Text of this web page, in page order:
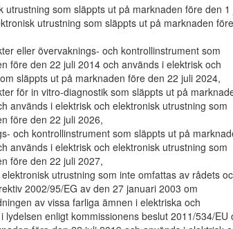
utrustning som släppts ut på marknaden före den 1
utrustning som släppts ut på marknaden
eller övervaknings- och kontrollinstrument som
före den 22 juli 2014 och används i elektrisk och
släppts ut på marknaden före den 22 juli 2024,
för in vitro-diagnostik som släppts ut på
används i elektrisk och elektronisk utrustning som
före den 22 juli 2026,
och kontrollinstrument som släppts ut på
används i elektrisk och elektronisk utrustning som
före den 22 juli 2027,
utrustning som inte omfattas av rådets
2002/95/EG av den 27 januari 2003 om
av vissa farliga ämnen i elektriska och
lydelsen enligt kommissionens beslut 2011/534/EU